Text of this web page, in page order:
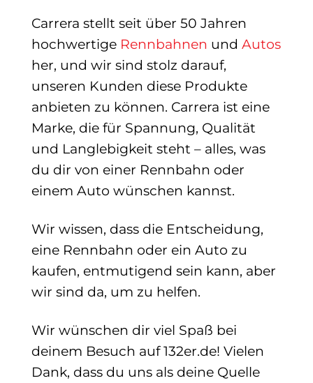
Carrera stellt seit über 50 Jahren
hochwertige Rennbahnen und Autos
her, und wir sind stolz darauf,
unseren Kunden diese Produkte
anbieten zu können. Carrera ist eine
Marke, die für Spannung, Qualität
und Langlebigkeit steht – alles, was
du dir von einer Rennbahn oder
einem Auto wünschen kannst.
Wir wissen, dass die Entscheidung,
eine Rennbahn oder ein Auto zu
kaufen, entmutigend sein kann, aber
wir sind da, um zu helfen.
Wir wünschen dir viel Spaß bei
deinem Besuch auf 132er.de! Vielen
Dank, dass du uns als deine Quelle